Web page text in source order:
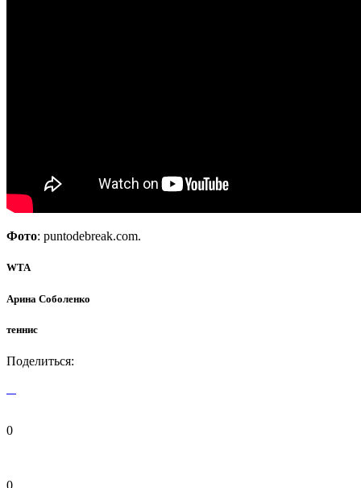
Фото: puntodebreak.com.
WTA
Арина Соболенко
теннис
Поделиться:
0
0